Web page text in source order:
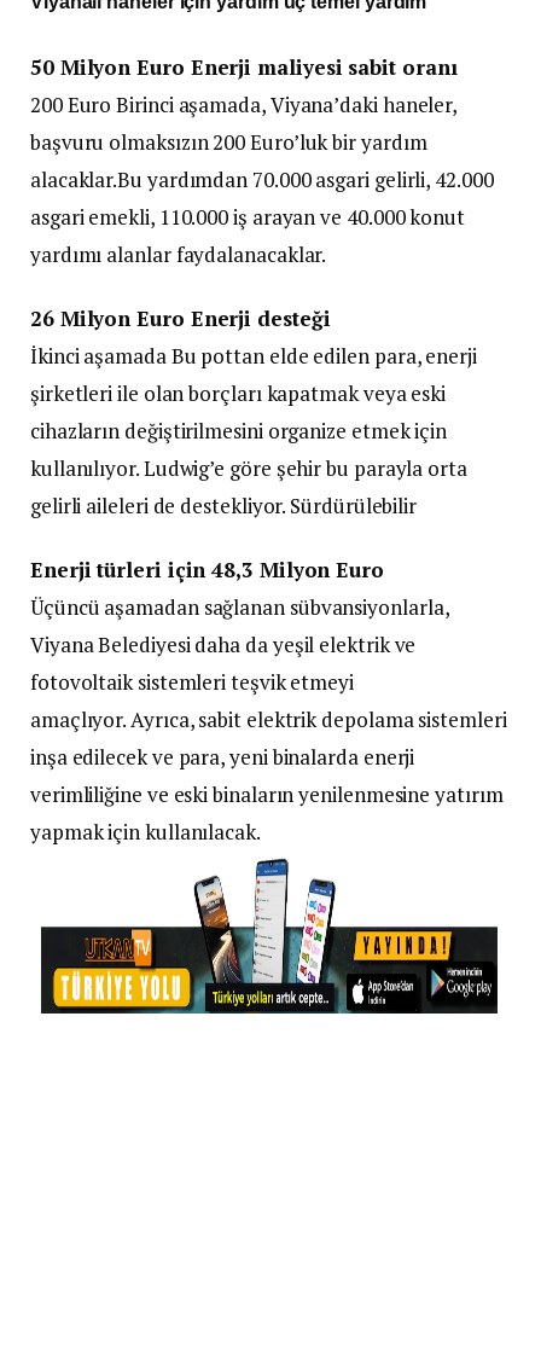
50 Milyon Euro Enerji maliyesi sabit oranı
200 Euro Birinci aşamada, Viyana’daki haneler,
başvuru olmaksızın 200 Euro’luk bir yardım
alacaklar.Bu yardımdan 70.000 asgari gelirli, 42.000
asgari emekli, 110.000 iş arayan ve 40.000 konut
yardımı alanlar faydalanacaklar.
26 Milyon Euro Enerji desteği
İkinci aşamada Bu pottan elde edilen para, enerji
şirketleri ile olan borçları kapatmak veya eski
cihazların değiştirilmesini organize etmek için
kullanılıyor. Ludwig’e göre şehir bu parayla orta
gelirli aileleri de destekliyor. Sürdürülebilir
Enerji türleri için 48,3 Milyon Euro
Üçüncü aşamadan sağlanan sübvansiyonlarla,
Viyana Belediyesi daha da yeşil elektrik ve
fotovoltaik sistemleri teşvik etmeyi
amaçlıyor. Ayrıca, sabit elektrik depolama sistemleri
inşa edilecek ve para, yeni binalarda enerji
verimliliğine ve eski binaların yenilenmesine yatırım
yapmak için kullanılacak.